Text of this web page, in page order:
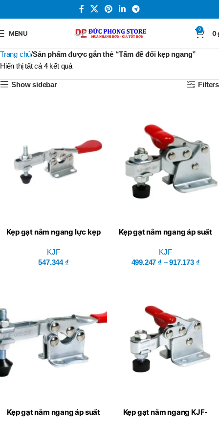
MENU 0 0
Trang chủ Sản phẩm được gắn thẻ “Tấm đế đổi kẹp ngang”
Hiển thị tất cả 4 kết quả
Show sidebar Filters
Kẹp gạt nằm ngang lực kẹp
KJF
547.344 ₫
Kẹp gạt nằm ngang áp suất
KJF
499.247 ₫ – 917.173 ₫
Kẹp gạt nằm ngang áp suất
Kẹp gạt nằm ngang KJF-